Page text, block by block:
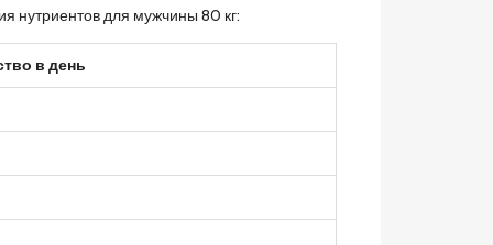
нутриентов для мужчины 80 кг:
в день